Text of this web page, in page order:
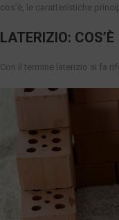
cos’è, le caratteristiche
LATERIZIO: COS’È
Con il termine laterizio si fa